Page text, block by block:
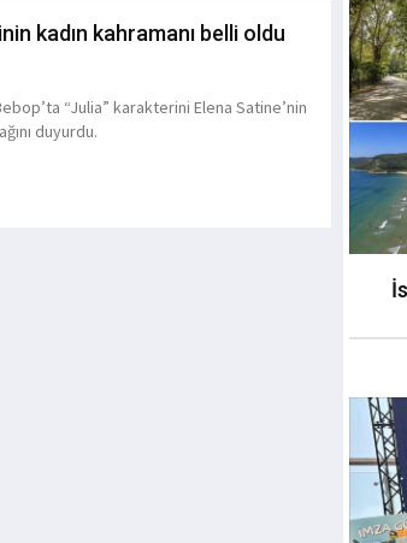
kadın kahramanı belli oldu
“Julia” karakterini Elena Satine’nin
duyurdu.